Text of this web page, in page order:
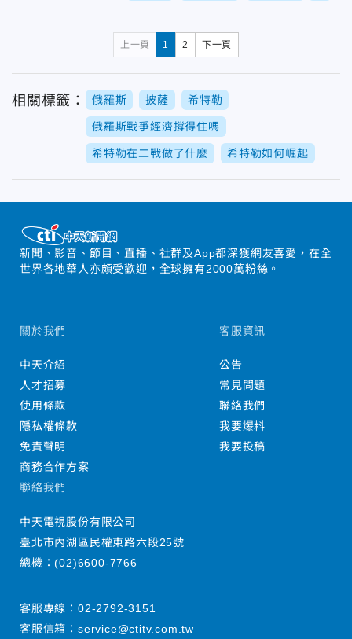
上一頁 1 2 下一頁
相關標籤： 俄羅斯 披薩 希特勒
俄羅斯戰爭經濟撐得住嗎
希特勒在二戰做了什麼 希特勒如何崛起
新聞、影音、節目、直播、社群及App都深獲網友喜愛，在全
世界各地華人亦頗受歡迎，全球擁有2000萬粉絲。
關於我們
中天介紹
人才招募
使用條款
隱私權條款
免責聲明
商務合作方案
客服資訊
公告
常見問題
聯絡我們
我要爆料
我要投稿
聯絡我們
中天電視股份有限公司
臺北市內湖區民權東路六段25號
總機：(02)6600-7766
客服專線： 02-2792-3151
客服信箱： service@ctitv.com.tw